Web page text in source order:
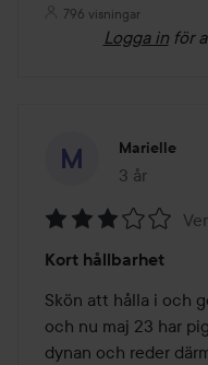
796 visningar
Logga in för
Marielle
3 år
Inlägget
3
av
5
Kort hållbarhet
Skön att hålla i och
och nu maj 23 har
dynan och reder